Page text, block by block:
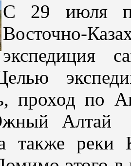
С 29 июля
Восточно-
экспедиция
проход по
Алтай
также реки